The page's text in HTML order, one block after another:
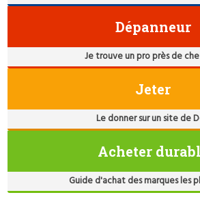
Dépanneur
Je trouve un pro près de
Jeter
Le donner sur un site de
Acheter
Guide d'achat des marques les